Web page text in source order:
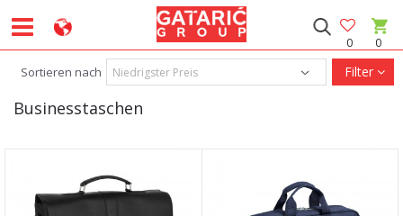
0
0
Businesstaschen
Sortieren nach Filter